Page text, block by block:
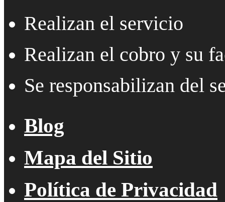
Realizan el servicio
Realizan el cobro y su
Se responsabilizan del
Blog
Mapa del Sitio
Política de Privacidad